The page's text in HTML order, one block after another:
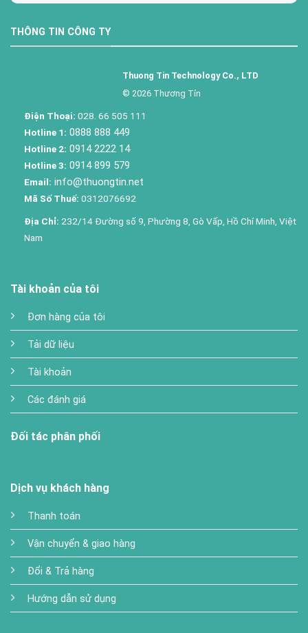
THÔNG TIN CÔNG TY
Thuong Tin Technology Co., LTD
© 2026 Thương Tín
Điện Thoại: 028. 66 505 111
Hotline 1: 0888 888 449
Hotline 2: 0914 2222 14
Hotline 3: 0914 899 579
Email: info@thuongtin.net
Mã Số Thuế: 0312076692
Địa Chỉ: 232/14 Đường số 9, Phường 8, Gò Vấp, Hồ Chí Minh, Việt
Nam
Tài khoản của tôi
Đơn hàng của tôi
Tải dữ liệu
Tài khoản
Các đánh giá
Đối tác phân phối
Dịch vụ khách hàng
Thanh toán
Vận chuyển & giao hàng
Đổi & Trả hàng
Hướng dẫn sử dụng